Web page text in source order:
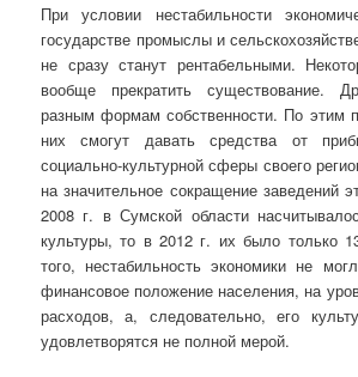
При условии нестабильности
государстве промыслы и
не сразу станут рентабельными.
вообще прекратить существование.
разным формам собственности. По этим
них смогут давать средства от
социально-культурной сферы своего
на значительное сокращение заведений
2008 г. в Сумской области
культуры, то в 2012 г. их было только
того, нестабильность экономики не
финансовое положение населения, на
расходов, а, следовательно, его
удовлетворятся не полной мерой.